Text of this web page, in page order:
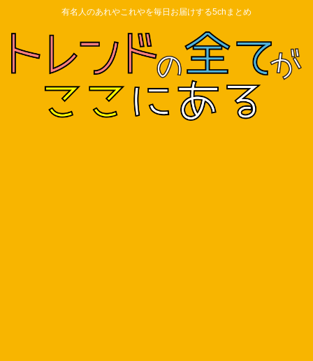
有名人のあれやこれやを毎日お届けする5chまとめ